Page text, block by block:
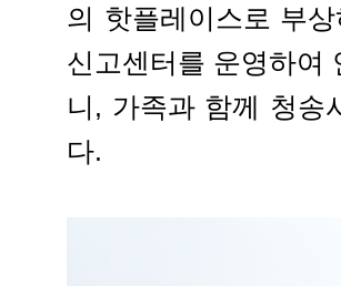
의 핫플레이스로 부
신고센터를 운영하여
니, 가족과 함께 청송
다.